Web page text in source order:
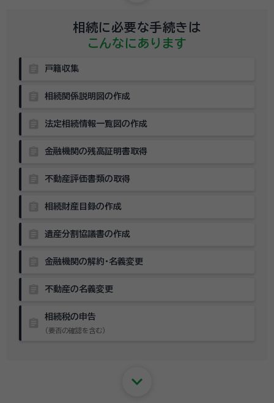
相続に必要な手続きは
こんなにあります
戸籍収集
相続関係説明図の作成
法定相続情報一覧図の作成
金融機関の残高証明書取得
不動産評価書類の取得
相続財産目録の作成
遺産分割協議書の作成
金融機関の解約・名義変更
不動産の名義変更
相続税の申告
（要否の確認を含む）
keyboard_arrow_down